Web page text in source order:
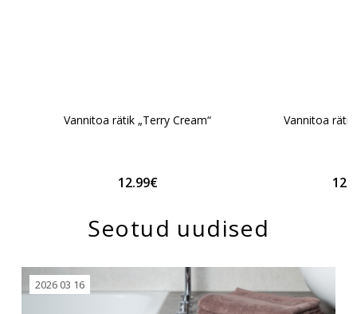
Vannitoa rätik „Terry Cream“
12.99€
Vannitoa rätik
Seotud uudised
2026 03 16